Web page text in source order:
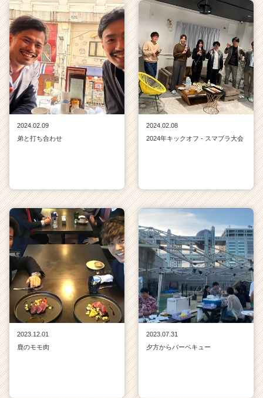
2024.02.09
弟と打ち合わせ
2024.02.08
2024年キックオフ - スマブラ大会
2023.12.01
鹿のモモ肉
2023.07.31
夕方からバーベキュー